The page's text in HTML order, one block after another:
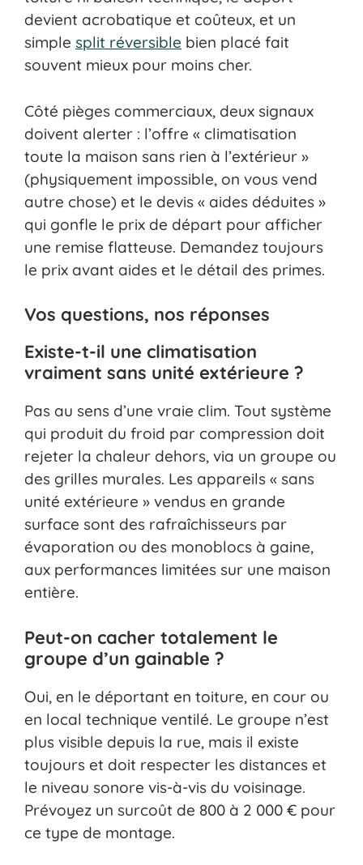
devient acrobatique et coûteux, et un
simple split réversible bien placé fait
souvent mieux pour moins cher.
Côté pièges commerciaux, deux signaux
doivent alerter : l’offre « climatisation
toute la maison sans rien à l’extérieur »
(physiquement impossible, on vous vend
autre chose) et le devis « aides déduites »
qui gonfle le prix de départ pour afficher
une remise flatteuse. Demandez toujours
le prix avant aides et le détail des primes.
Vos questions, nos réponses
Existe-t-il une climatisation
vraiment sans unité extérieure ?
Pas au sens d’une vraie clim. Tout système
qui produit du froid par compression doit
rejeter la chaleur dehors, via un groupe ou
des grilles murales. Les appareils « sans
unité extérieure » vendus en grande
surface sont des rafraîchisseurs par
évaporation ou des monoblocs à gaine,
aux performances limitées sur une maison
entière.
Peut-on cacher totalement le
groupe d’un gainable ?
Oui, en le déportant en toiture, en cour ou
en local technique ventilé. Le groupe n’est
plus visible depuis la rue, mais il existe
toujours et doit respecter les distances et
le niveau sonore vis-à-vis du voisinage.
Prévoyez un surcoût de 800 à 2 000 € pour
ce type de montage.